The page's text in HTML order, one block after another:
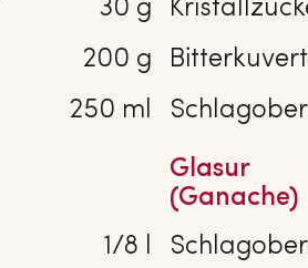
30 g
200 g
250 ml
Glasur
(Ganache)
1/8 l